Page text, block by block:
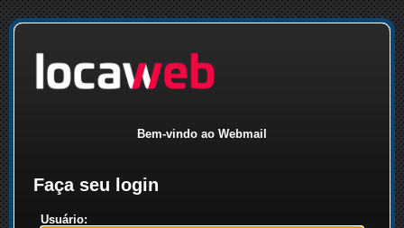
Bem-vindo ao Webmail
Faça seu login
Usuário: